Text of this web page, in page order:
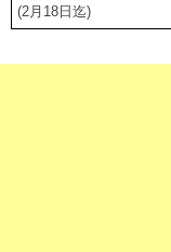
(2月18日迄)